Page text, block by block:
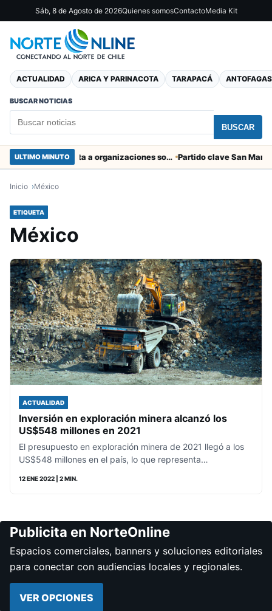
Sáb, 8 de Agosto de 2026Quienes somosContactoMedia Kit
ACTUALIDAD ARICA Y PARINACOTA TARAPACÁ
BUSCAR NOTICIAS
BUSCAR
ULTIMO MINUTO Entregaron fibra óptica gratuita a organizaciones sociales de Arica
Inicio México
ETIQUETA
México
ACTUALIDAD
Inversión en exploración minera alcanzó los
US$548 millones en 2021
El presupuesto en exploración minera de 2021 llegó a los
US$548 millones en el país, lo que representa…
12 ENE 2022 | 2 MIN.
Publicita en NorteOnline
Espacios comerciales, banners y soluciones editoriales
para conectar con audiencias locales y regionales.
VER OPCIONES